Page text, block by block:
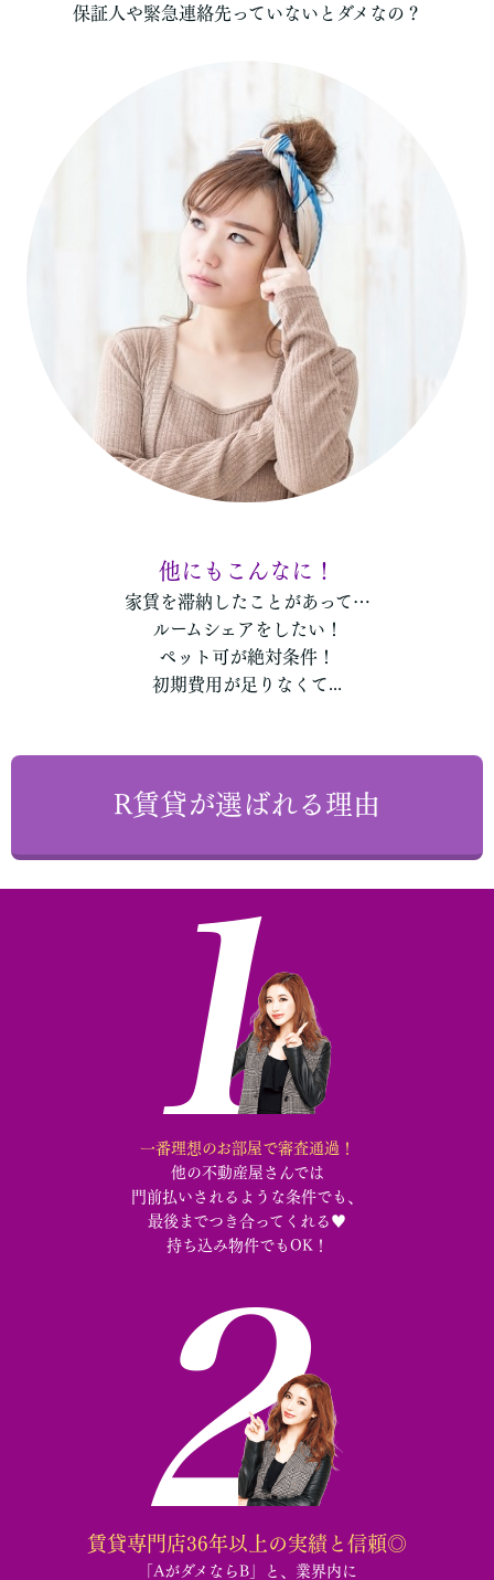
保証人や緊急連絡先っていないとダメなの？
他にもこんなに！
家賃を滞納したことがあって…
ルームシェアをしたい！
ペット可が絶対条件！
初期費用が足りなくて...
R賃貸が選ばれる理由
一番理想のお部屋で審査通過！
他の不動産屋さんでは
門前払いされるような条件でも、
最後までつき合ってくれる♥︎
持ち込み物件でもOK！
賃貸専門店36年以上の実績と信頼◎
「AがダメならB」と、業界内に